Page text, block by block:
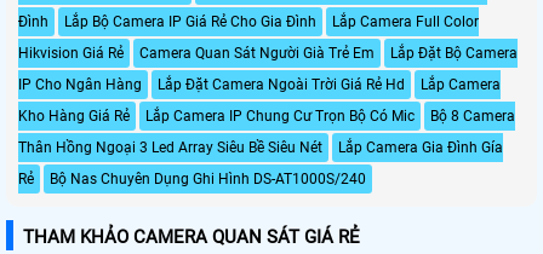
Đình
Lắp Bộ Camera IP Giá Rẻ Cho Gia Đình
Lắp Camera Full Color
Hikvision Giá Rẻ
Camera Quan Sát Người Già Trẻ Em
Lắp Đặt Bộ Camera
IP Cho Ngân Hàng
Lắp Đặt Camera Ngoài Trời Giá Rẻ Hd
Lắp Camera
Kho Hàng Giá Rẻ
Lắp Camera IP Chung Cư Trọn Bộ Có Mic
Bộ 8 Camera
Thân Hồng Ngoại 3 Led Array Siêu Bề Siêu Nét
Lắp Camera Gia Đình Gía
Rẻ
Bộ Nas Chuyên Dụng Ghi Hình DS-AT1000S/240
THAM KHẢO CAMERA QUAN SÁT GIÁ RẺ